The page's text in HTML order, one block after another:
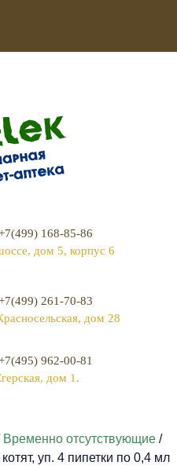
168-85-86
дом 5, корпус 6
261-70-83
дом 28
962-00-81
дом 1.
Временно отсутствующие /
уп. 4 пипетки по 0,4 мл